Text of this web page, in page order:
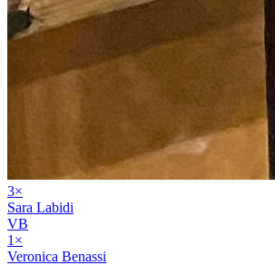
3×
Sara Labidi
VB
1 ×
Veronica Benassi